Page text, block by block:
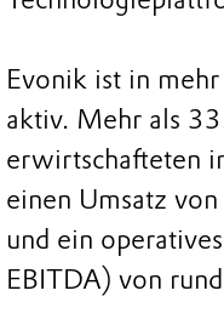
Evonik ist in
aktiv. Mehr als
erwirtschafteten
einen Umsatz
und ein
EBITDA) von